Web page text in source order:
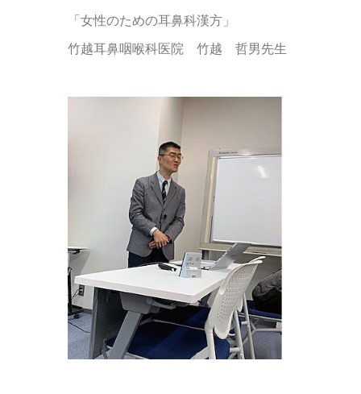
「女性のための耳鼻科漢方」
竹越耳鼻咽喉科医院 竹越 哲男先生